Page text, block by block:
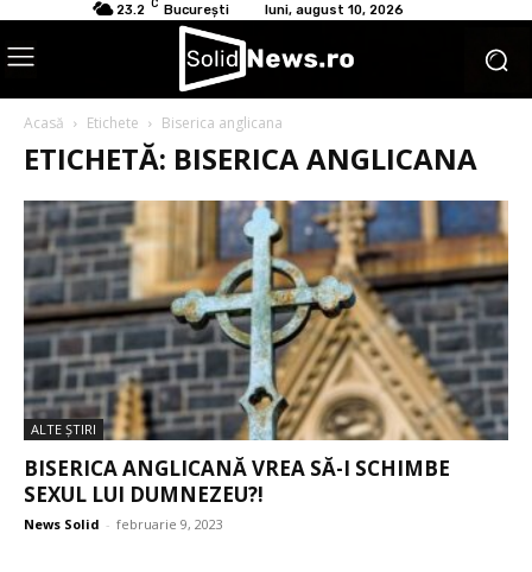
23.2 C București luni, august 10, 2026
Acasă Etichete Biserica anglicana
ETICHETĂ: BISERICA ANGLICANA
ALTE ŞTIRI
BISERICA ANGLICANĂ VREA SĂ-I SCHIMBE
SEXUL LUI DUMNEZEU?!
News Solid - februarie 9, 2023